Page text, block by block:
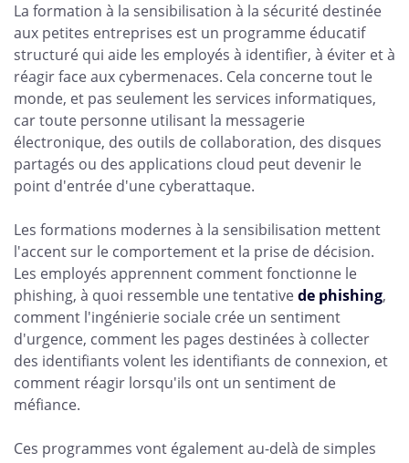
La formation à la sensibilisation à la sécurité destinée
aux petites entreprises est un programme éducatif
structuré qui aide les employés à identifier, à éviter et à
réagir face aux cybermenaces. Cela concerne tout le
monde, et pas seulement les services informatiques,
car toute personne utilisant la messagerie
électronique, des outils de collaboration, des disques
partagés ou des applications cloud peut devenir le
point d'entrée d'une cyberattaque.
Les formations modernes à la sensibilisation mettent
l'accent sur le comportement et la prise de décision.
Les employés apprennent comment fonctionne le
phishing, à quoi ressemble une tentativede phishing,
comment l'ingénierie sociale crée un sentiment
d'urgence, comment les pages destinées à collecter
des identifiants volent les identifiants de connexion, et
comment réagir lorsqu'ils ont un sentiment de
méfiance.
Ces programmes vont également au-delà de simples